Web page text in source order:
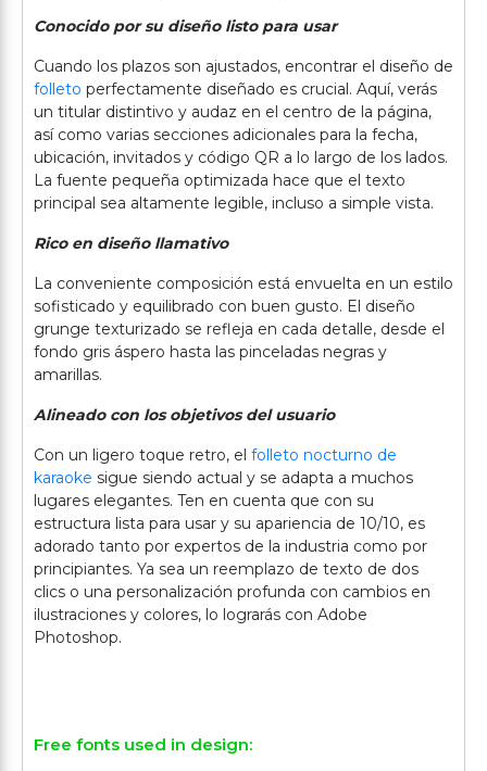
Conocido por su diseño listo para usar
Cuando los plazos son ajustados, encontrar el diseño de
folleto perfectamente diseñado es crucial. Aquí, verás
un titular distintivo y audaz en el centro de la página,
así como varias secciones adicionales para la fecha,
ubicación, invitados y código QR a lo largo de los lados.
La fuente pequeña optimizada hace que el texto
principal sea altamente legible, incluso a simple vista.
Rico en diseño llamativo
La conveniente composición está envuelta en un estilo
sofisticado y equilibrado con buen gusto. El diseño
grunge texturizado se refleja en cada detalle, desde el
fondo gris áspero hasta las pinceladas negras y
amarillas.
Alineado con los objetivos del usuario
Con un ligero toque retro, el folleto nocturno de
karaoke sigue siendo actual y se adapta a muchos
lugares elegantes. Ten en cuenta que con su
estructura lista para usar y su apariencia de 10/10, es
adorado tanto por expertos de la industria como por
principiantes. Ya sea un reemplazo de texto de dos
clics o una personalización profunda con cambios en
ilustraciones y colores, lo lograrás con Adobe
Photoshop.
Free fonts used in design: